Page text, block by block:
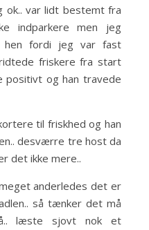
ok.. var lidt bestemt fra
indparkere men jeg
hen fordi jeg var fast
friskere fra start
positivt og han travede
til friskhed og han
desværre tre host da
det ikke mere..
anderledes det er
så tænker det må
læste sjovt nok et